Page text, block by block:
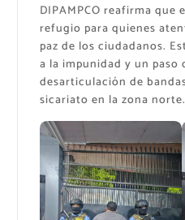
DIPAMPCO reafirma que
refugio para quienes
paz de los ciudadanos.
a la impunidad y un paso
desarticulación de
sicariato en la zona norte.